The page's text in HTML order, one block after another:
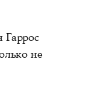
Гаррос
не